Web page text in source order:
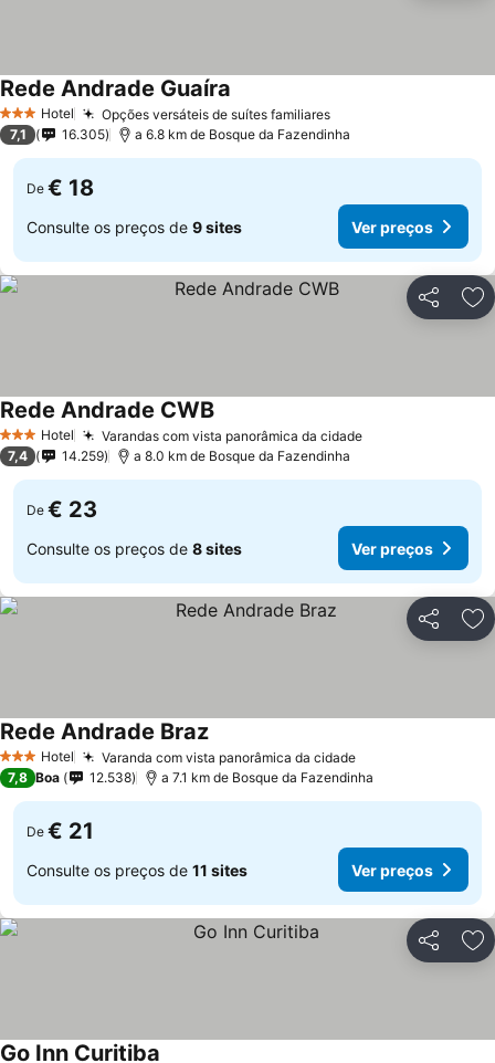
3 EstrelasHotel Opções versáteis de suítes familiares
Rede Andrade Guaíra
7,1 16.305 a 6.8 km de Bosque da Fazendinha
De € 18
Consulte os preços de 9 sites Ver preços
Partilhar
3 EstrelasHotel Varandas com vista panorâmica da cidade
Rede Andrade CWB
7,4 14.259 a 8.0 km de Bosque da Fazendinha
De € 23
Consulte os preços de 8 sites Ver preços
Partilhar
3 EstrelasHotel Varanda com vista panorâmica da cidade
Rede Andrade Braz
7,8 Boa 12.538 a 7.1 km de Bosque da Fazendinha
De € 21
Consulte os preços de 11 sites Ver preços
Partilhar
Go Inn Curitiba